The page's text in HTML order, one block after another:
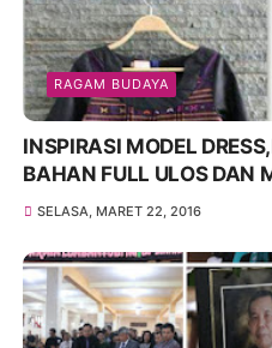
RAGAM BUDAYA
INSPIRASI MODEL
BAHAN FULL ULOS DAN
SELASA, MARET 22, 2016